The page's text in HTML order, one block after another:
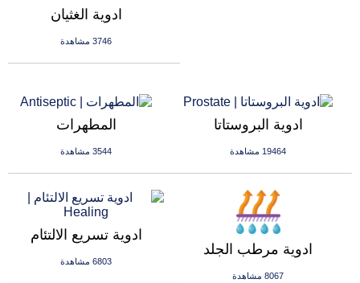
ادوية الغثيان
3746 مشاهدة
المطهرات
3544 مشاهدة
ادوية البروستاتا
19464 مشاهدة
ادوية تسريع الالتئام
6803 مشاهدة
ادوية مرطب الجلد
8067 مشاهدة